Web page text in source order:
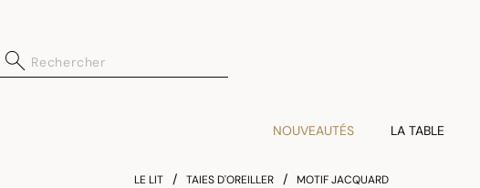
NOUVEAUTÉS LA TABLE
LE LIT TAIES D'OREILLER MOTIF JACQUARD